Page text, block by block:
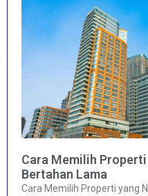
Cara Memilih
Bertahan Lama
Cara Memilih Properti yang